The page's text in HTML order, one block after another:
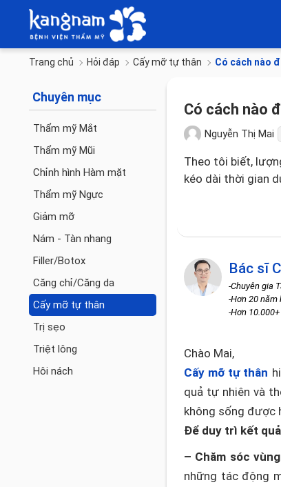
Trang chủ Hỏi đáp Cấy mỡ tự thân Có cách nào
Chuyên mục
Thẩm mỹ Mắt
Thẩm mỹ Mũi
Chỉnh hình Hàm mặt
Thẩm mỹ Ngực
Giảm mỡ
Nám - Tàn nhang
Filler/Botox
Căng chỉ/Căng da
Cấy mỡ tự thân
Trị sẹo
Triệt lông
Hôi nách
Có cách nào
Nguyễn Thị Mai
Theo tôi biết,
kéo dài thời gian
Bác sĩ
-Chuyên gia
-Hơn 20 năm
-Hơn
Chào Mai,
Cấy mỡ tự thân
quả tự nhiên và
không sống được
Để duy trì kết
– Chăm sóc
những tác động